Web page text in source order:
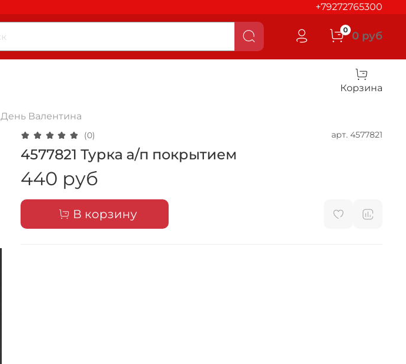
+79272765300
0 0 руб
Корзина
День Валентина
(0) арт. 4577821
4577821 Турка а/п покрытием
440 руб
В корзину